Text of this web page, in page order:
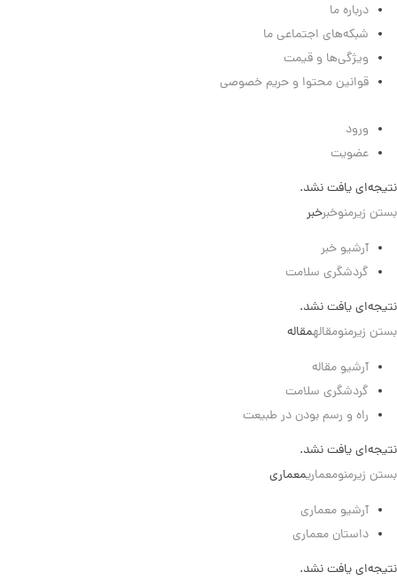
درباره ما
شبکه‌های اجتماعی ما
ویژگی‌ها و قیمت
قوانین محتوا و حریم خصوصی
ورود
عضویت
نتیجه‌ای یافت نشد.
بستن زیرمنوخبرخبر
آرشیو خبر
گردشگری سلامت
نتیجه‌ای یافت نشد.
بستن زیرمنومقالهمقاله
آرشیو مقاله
گردشگری سلامت
راه و رسم بودن در طبیعت
نتیجه‌ای یافت نشد.
بستن زیرمنومعماریمعماری
آرشیو معماری
داستان معماری
نتیجه‌ای یافت نشد.